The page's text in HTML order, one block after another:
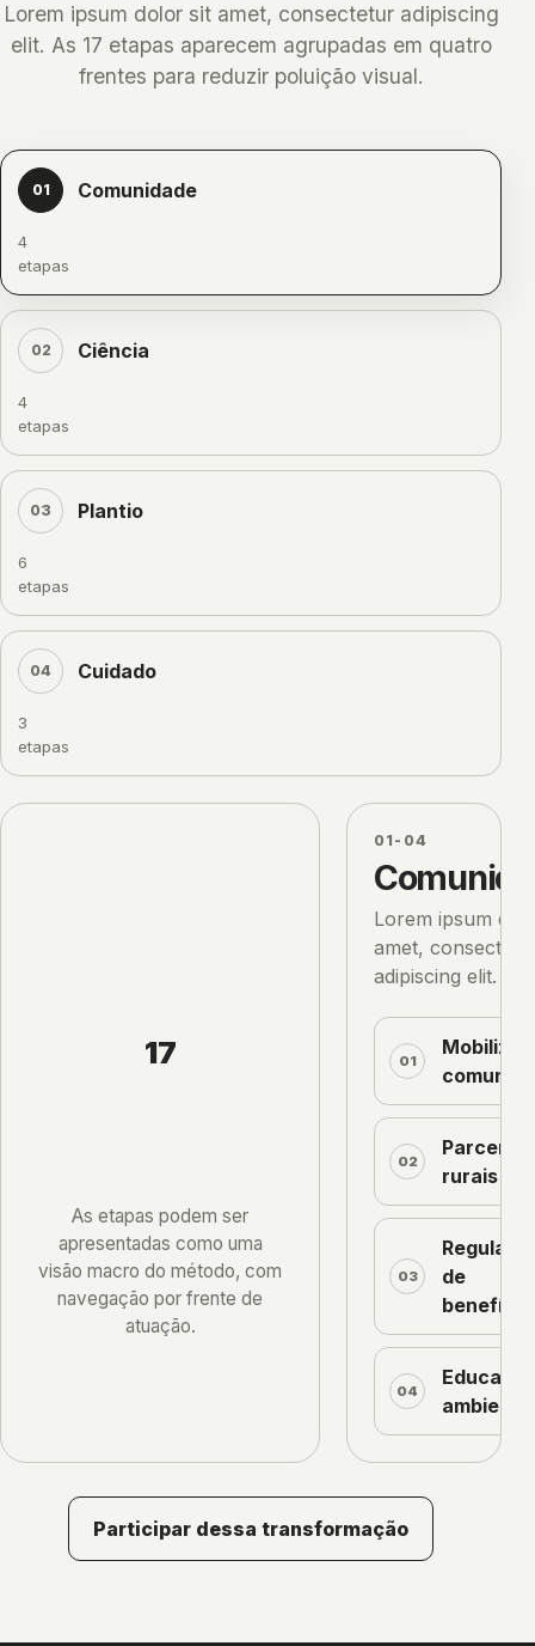
Lorem ipsum dolor sit amet, consectetur adipiscing
elit. As 17 etapas aparecem agrupadas em quatro
frentes para reduzir poluição visual.
01 Comunidade
4
etapas
02 Ciência
4
etapas
03 Plantio
6
etapas
04 Cuidado
3
etapas
17
As etapas podem ser
apresentadas como uma
visão macro do método, com
navegação por frente de
atuação.
01-04
Lorem ipsum
amet,
adipiscing elit.
01
02
Parcerias
rurais
03
de
04
ambiental
Participar dessa transformação